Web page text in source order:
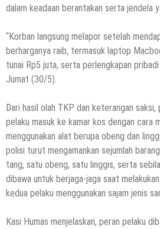
dalam keadaan berantakan serta jendela
“Korban langsung melapor setelah
berharganya raib, termasuk laptop
tunai Rp5 juta, serta perlengkapan pribadi
Jumat (30/5).
Dari hasil olah TKP dan keterangan saksi,
pelaku masuk ke kamar kos dengan cara
menggunakan alat berupa obeng dan
polisi turut mengamankan sejumlah
tang, satu obeng, satu linggis, serta
dibawa untuk berjaga-jaga saat melakukan
kedua pelaku menggunakan sajam jenis
Kasi Humas menjelaskan, peran pelaku